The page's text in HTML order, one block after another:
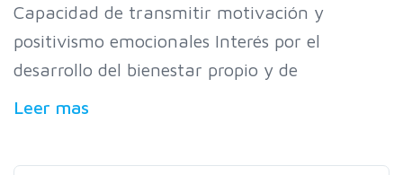
Capacidad de transmitir motivación y
positivismo emocionales Interés por el
desarrollo del bienestar propio y de
Leer mas